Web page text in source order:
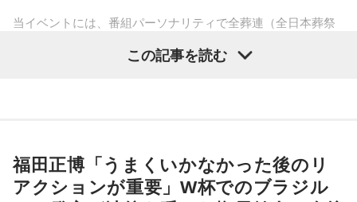
ど、100％皆さんに必ず来るお別れなので、そのお別れとど
ればと思います」と締めくくりました。
れながら、自分自身の想いを見つめ直す機会を届けました。
当イベントには、番組パーソナリティで全葬連（全日本葬祭
村淳と、アシスタントの砂山圭大郎アナウンサーが登壇。
昨年に続き2回目の開催となる本イベントは、参加者が自分自
身を見つめ直す2つのコーナーで展開。「自分への表彰状を送
この記事を読む
福田正博「うまくいかなかった後のリ
アクションが重要」W杯でのブラジル